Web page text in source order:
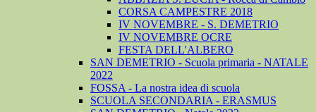
CORSA CAMPESTRE 2018
IV NOVEMBRE - S. DEMETRIO
IV NOVEMBRE OCRE
FESTA DELL'ALBERO
SAN DEMETRIO - Scuola primaria - NATALE
2022
FOSSA - La nostra idea di scuola
SCUOLA SECONDARIA - ERASMUS